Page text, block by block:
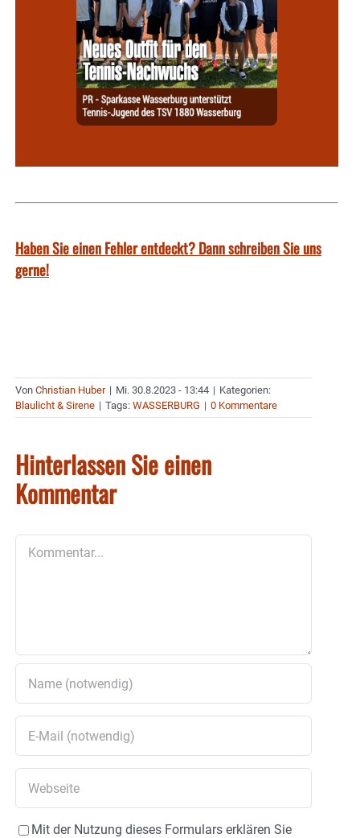
Haben Sie einen Fehler entdeckt? Dann schreiben Sie uns
gerne!
Von Christian Huber | Mi. 30.8.2023 - 13:44 | Kategorien:
Blaulicht & Sirene | Tags: WASSERBURG | 0 Kommentare
Hinterlassen Sie einen
Kommentar
Mit der Nutzung dieses Formulars erklären Sie